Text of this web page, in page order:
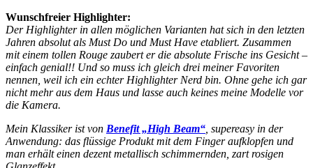
Wunschfreier Highlighter:
Der Highlighter in allen möglichen Varianten hat sich in den letzten
Jahren absolut als Must Do und Must Have etabliert. Zusammen
mit einem tollen Rouge zaubert er die absolute Frische ins Gesicht –
einfach genial!! Und so muss ich gleich drei meiner Favoriten
nennen, weil ich ein echter Highlighter Nerd bin. Ohne gehe ich gar
nicht mehr aus dem Haus und lasse auch keines meine Modelle vor
die Kamera.
Mein Klassiker ist von Benefit „High Beam“ , supereasy in der
Anwendung: das flüssige Produkt mit dem Finger aufklopfen und
man erhält einen dezent metallisch schimmernden, zart rosigen